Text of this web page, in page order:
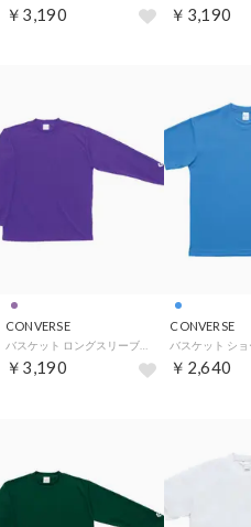
￥3,190 ￥3,190
CONVERSE
￥3,190
CONVERSE
￥2,640